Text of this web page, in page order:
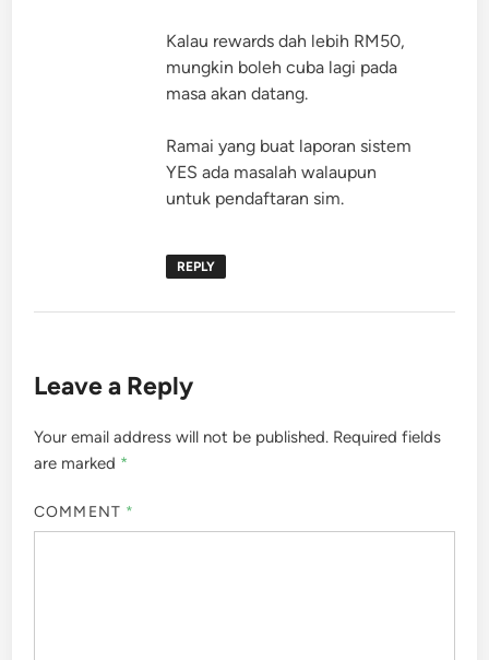
Kalau rewards dah lebih RM50,
mungkin boleh cuba lagi pada
masa akan datang.
Ramai yang buat laporan sistem
YES ada masalah walaupun
untuk pendaftaran sim.
REPLY
Leave a Reply
Your email address will not be published. Required fields
are marked *
COMMENT *